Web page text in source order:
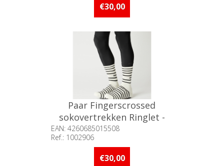
€30,00
Paar Fingerscrossed
sokovertrekken Ringlet -
Tofu Black / 39-42
EAN: 4260685015508
Ref.: 1002906
Beschikbaarheid:: Niet voorradig
€30,00